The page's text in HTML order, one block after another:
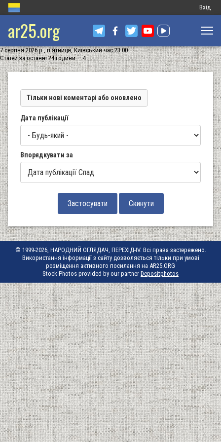
Меню
запису
Вхід
ar25.org
7 серпня 2026 р., п'ятниця, Київський час 23:00
Статей за останні 24 години — 4
Тільки нові коментарі або оновлено
Дата публікації
Впорядкувати за
© 1999-2026, НАРОДНИЙ ОГЛЯДАЧ, ПЕРЕХІД-IV. Всі права застережено.
Використання інформації з сайту дозволяється тільки при умові
розміщення активного посилання на AR25.ORG
Stock Photos provided by our partner Depositphotos